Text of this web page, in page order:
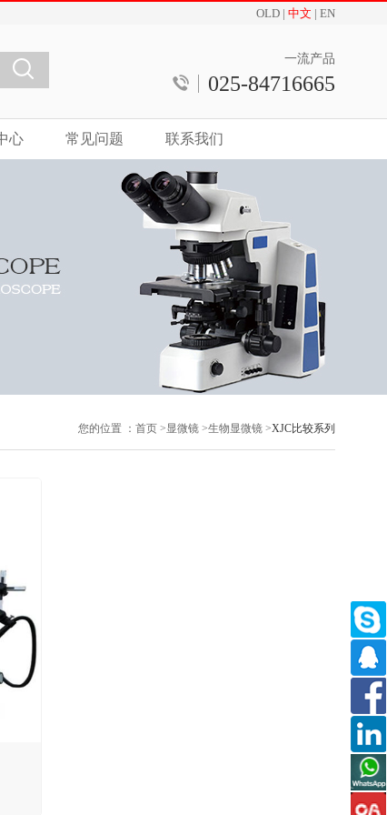
OLD | 中文 | EN
一流产品
025-84716665
心 常见问题 联系我们
您的位置 ： 首页 >显微镜 >生物显微镜 >XJC比较系列